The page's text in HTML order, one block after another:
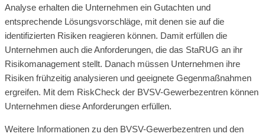
Analyse erhalten die Unternehmen ein Gutachten und
entsprechende Lösungsvorschläge, mit denen sie auf die
identifizierten Risiken reagieren können. Damit erfüllen die
Unternehmen auch die Anforderungen, die das StaRUG an ihr
Risikomanagement stellt. Danach müssen Unternehmen ihre
Risiken frühzeitig analysieren und geeignete Gegenmaßnahmen
ergreifen. Mit dem RiskCheck der BVSV-Gewerbezentren können
Unternehmen diese Anforderungen erfüllen.
Weitere Informationen zu den BVSV-Gewerbezentren und den